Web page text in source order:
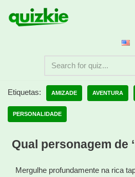
Avançar
Etiquetas: AMIZADE AVENTURA
PERSONALIDADE
Qual personagem de
Mergulhe profundamente na rica